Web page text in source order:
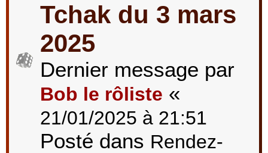
Tchak du 3 mars
2025
Dernier message par
Bob le rôliste «
21/01/2025 à 21:51
Posté dans Rendez-